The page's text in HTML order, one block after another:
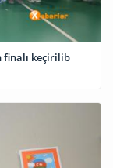
finalı keçirilib